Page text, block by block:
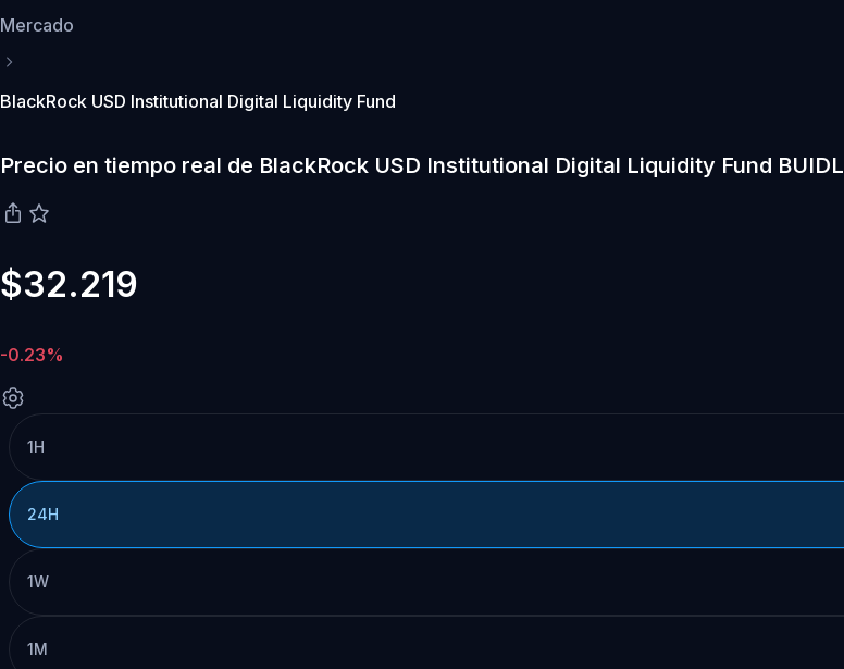
Mercado
BlackRock USD Institutional Digital Liquidity Fund
Precio en tiempo real de BlackRock USD Institutional Digital Liquidity Fund BUIDL
$32.219
-0.23%
1H
24H
1W
1M